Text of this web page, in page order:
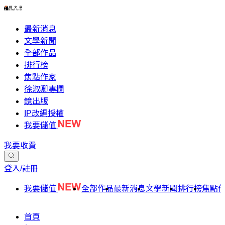
最新消息
文學新聞
全部作品
排行榜
焦點作家
徐淑卿專欄
鏡出版
IP改編授權
我要儲值
我要收費
登入/註冊
我要儲值 全部作品最新消息文學新聞排行榜焦點
首頁